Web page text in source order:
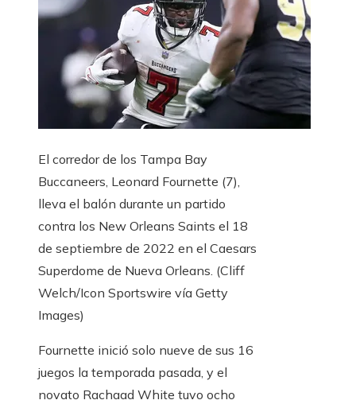
El corredor de los Tampa Bay
Buccaneers, Leonard Fournette (7),
lleva el balón durante un partido
contra los New Orleans Saints el 18
de septiembre de 2022 en el Caesars
Superdome de Nueva Orleans. (Cliff
Welch/Icon Sportswire vía Getty
Images)
Fournette inició solo nueve de sus 16
juegos la temporada pasada, y el
novato Rachaad White tuvo ocho